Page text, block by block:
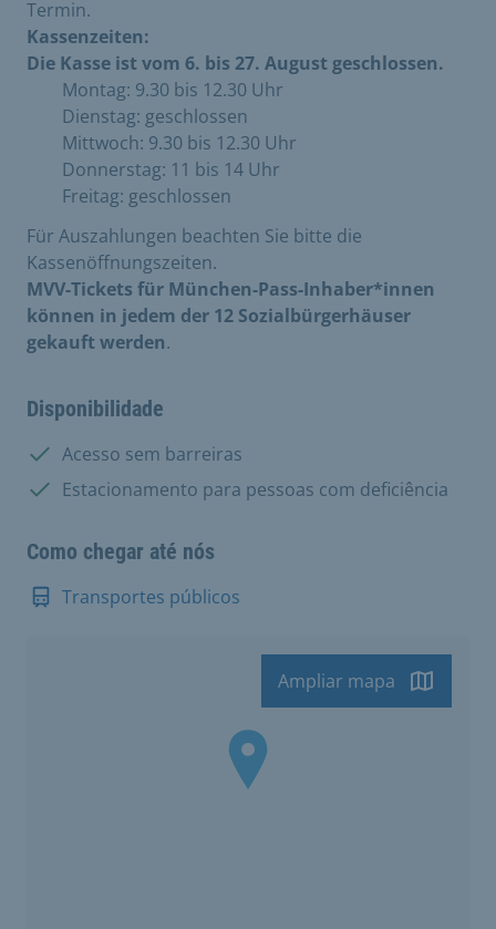
Termin.
Kassenzeiten:
Die Kasse ist vom 6. bis 27. August geschlossen.
Montag: 9.30 bis 12.30 Uhr
Dienstag: geschlossen
Mittwoch: 9.30 bis 12.30 Uhr
Donnerstag: 11 bis 14 Uhr
Freitag: geschlossen
Für Auszahlungen beachten Sie bitte die
Kassenöffnungszeiten.
MVV-Tickets für München-Pass-Inhaber*innen
können in jedem der 12 Sozialbürgerhäuser
gekauft werden.
Disponibilidade
Disponível:
Acesso sem barreiras
Disponível:
Estacionamento para pessoas com deficiência
Como chegar até nós
Transportes públicos
Ampliar mapa